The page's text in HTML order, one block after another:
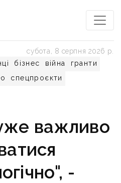
бізнес війна
гранти
спецпроєкти
субота, 8 серпня 2026 р.
важливо
-